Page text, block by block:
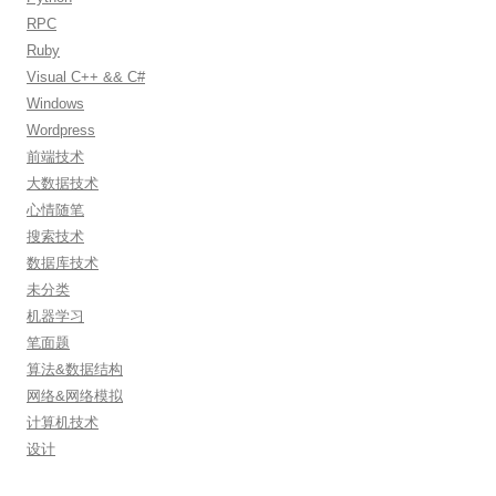
RPC
Ruby
Visual C++ && C#
Windows
Wordpress
前端技术
大数据技术
心情随笔
搜索技术
数据库技术
未分类
机器学习
笔面题
算法&数据结构
网络&网络模拟
计算机技术
设计